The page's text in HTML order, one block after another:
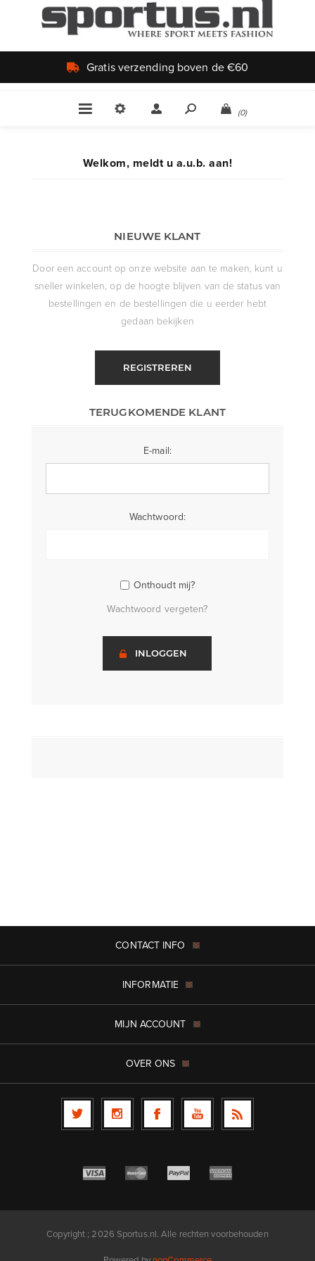
Gratis verzending boven de €60
(0)
Welkom, meldt u a.u.b. aan!
NIEUWE KLANT
Door een account op onze website aan te maken, kunt u
sneller winkelen, op de hoogte blijven van de status van
bestellingen en de bestellingen die u eerder hebt
gedaan bekijken
REGISTREREN
TERUGKOMENDE KLANT
E-mail:
Wachtwoord:
Onthoudt mij?
Wachtwoord vergeten?
INLOGGEN
CONTACT INFO
INFORMATIE
MIJN ACCOUNT
OVER ONS
Copyright ; 2026 Sportus.nl. Alle rechten voorbehouden